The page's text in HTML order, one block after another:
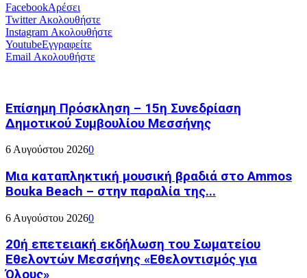
FacebookΑρέσει
TwitterΑκολουθήστε
Instagram Ακολουθήστε
YoutubeΕγγραφείτε
Email Ακολουθήστε
Επίσημη Πρόσκληση – 15η Συνεδρίαση
Δημοτικού Συμβουλίου Μεσσήνης
6 Αυγούστου 20260
Μια καταπληκτική μουσική βραδιά στο Ammos
Bouka Beach – στην παραλία της...
6 Αυγούστου 20260
20ή επετειακή εκδήλωση του Σωματείου
Εθελοντών Μεσσήνης «Εθελοντισμός για
Όλους»